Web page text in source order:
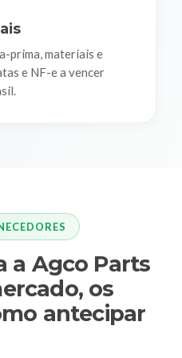
prima, materiais e
e NF-e a vencer
a Agco Parts
os
antecipar